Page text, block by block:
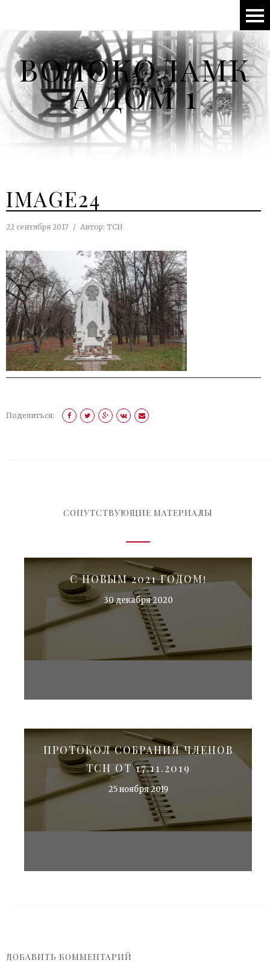
ВОЛОКОЛАМК
А ДОМ 1
IMAGE24
22 сентября 2017 Автор: ТСН
Поделиться:
СОПУТСТВУЮЩИЕ МАТЕРИАЛЫ
С НОВЫМ 2021 ГОДОМ!
30 декабря 2020
ПРОТОКОЛ СОБРАНИЯ ЧЛЕНОВ
ТСН ОТ 17.11.2019
25 ноября 2019
ДОБАВИТЬ КОММЕНТАРИЙ